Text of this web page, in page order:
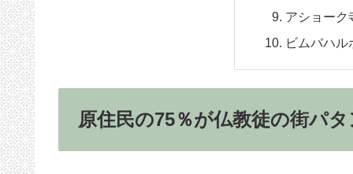
アショーク
ビムバハル
原住民の75％が仏教徒の街パタ